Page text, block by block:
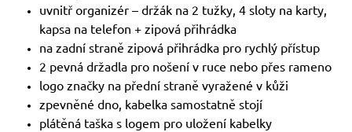
uvnitř organizér – držák na 2 tužky, 4 sloty na karty,
kapsa na telefon + zipová přihrádka
na zadní straně zipová přihrádka pro rychlý přístup
2 pevná držadla pro nošení v ruce nebo přes rameno
logo značky na přední straně vyražené v kůži
zpevněné dno, kabelka samostatně stojí
plátěná taška s logem pro uložení kabelky